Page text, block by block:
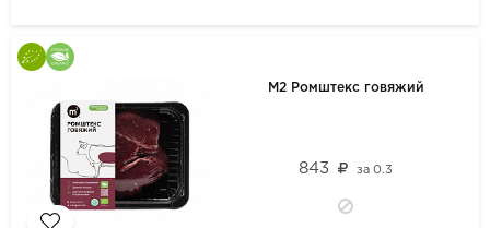
М2 Ромштекс говяжий
843 за0.3